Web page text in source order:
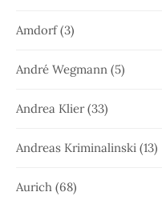
Amdorf(3)
André Wegmann (5)
Andrea Klier(33)
Andreas Kriminalinski (13)
Aurich (68)